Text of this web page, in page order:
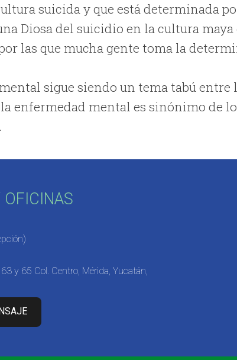
suicida y que está determinada
Diosa del suicidio en la cultura maya
las que mucha gente toma la
sigue siendo un tema tabú entre
enfermedad mental es sinónimo de
OFICINAS
y 65 Col. Centro, Mérida, Yucatán,